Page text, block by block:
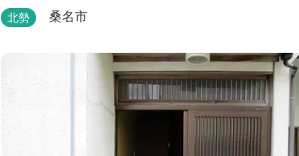
ださい。
北勢 桑名市